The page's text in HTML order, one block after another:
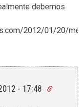
debemos
2012/01/20/
- 17:48